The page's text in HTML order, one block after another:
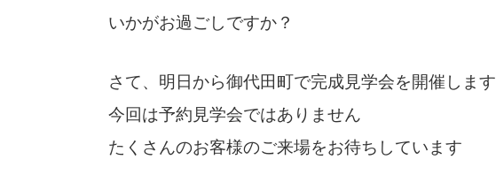
いかがお過ごしですか？
さて、明日から御代田町で完成見学会を開催します
今回は予約見学会ではありません
たくさんのお客様のご来場をお待ちしています